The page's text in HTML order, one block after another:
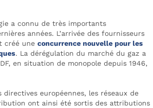
a connu de très importants
années. L’arrivée des fournisseurs
créé une concurrence nouvelle pour les
. La dérégulation du marché du gaz a
en situation de monopole depuis 1946,
directives européennes, les réseaux de
ont ainsi été sortis des attributions